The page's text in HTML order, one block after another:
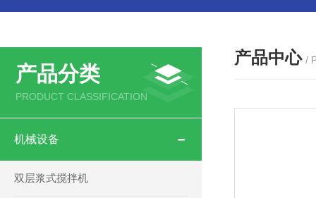
产品分类
PRODUCT CLASSIFICATION
机械设备
双层浆式搅拌机
产品中心 /